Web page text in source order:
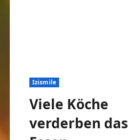
Izismile
Viele Köche
verderben das